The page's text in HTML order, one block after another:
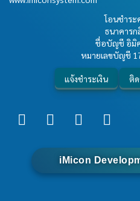
โอนชำระ
ธนาคารก
ชื่อบัญชี อิมิ
หมายเลขบัญชี
แจ้งชำระเงิน ติ
iMicon